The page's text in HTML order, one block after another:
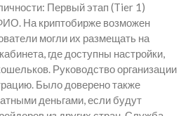
Первый этап (Tier 1)
На криптобирже возможен
могли их размещать на
где доступны настройки,
Руководство организации
Было доверено также
деньгами, если будут